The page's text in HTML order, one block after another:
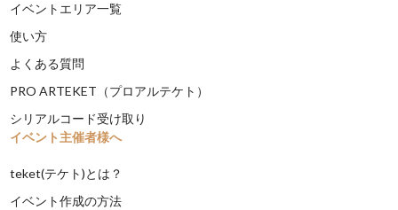
イベントエリア一覧
使い方
よくある質問
PRO ARTEKET（プロアルテケト）
シリアルコード受け取り
イベント主催者様へ
teket(テケト)とは？
イベント作成の方法